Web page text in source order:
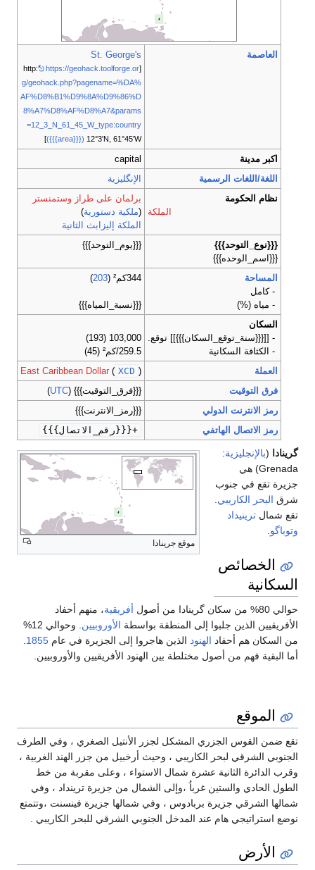
العاصمة St. George's
[http:
https://geohack.toolforge.or
g/geohack.php?pagename=%DA%
AF%D8%B1%D9%8A%D9%86%D
8%A7%D8%AF%D8%A7&params
=12_3_N_61_45_W_type:country
({{{area}}}) 12°3′N, 61°45′W
]
اكبر مدينة
capital
اللغة/اللغات الرسمية
الإنگليزية
نظام الحكومة
الملكة
برلمان على طراز وستمنستر
(ملكية دستورية)
الملكة إليزابث الثانية
{{{نوع_التوحد}}}
{{{اسم_الوحده}}}
{{{يوم_التوحد}}}
المساحة
- كامل
- مياه (%)
344كم² ( 203
)
{{{نسبة_المياه}}}
السكان
- [[{{{سنة_توقع_السكان}}}]] توقع.
- الكثافة السكانية
103,000 (193)
259.5/كم² (45)
العملة
East Caribbean Dollar ( XCD )
فرق التوقيت
{{{فرق_التوقيت}}} (UTC
)
رمز الانترنت الدولي
{{{رمز_الانترنت}}}
رمز الاتصال الهاتفي
+{{{رقم_الاتصال}}}
موقع جرينادا
گرينادا (بالإنجليزية:
Grenada) هي
جزيرة تقع في جنوب
شرق البحر الكاريبي
تقع شمال ترينيداد
وتوباگو
الخصائص
السكانية
حوالي 80% من سكان گرينادا من أصول أفريقية، منهم أحفاد
الأفريقيين الذين جلبوا إلى المنطقة بواسطة الأوروبيين
. وحوالي 12%
من السكان هم أحفاد الهنود الذين هاجروا إلى الجزيرة في عام 1855
.
أما البقية فهم من أصول مختلطة بين الهنود الأفريقيين والأوروبيين.
الموقع
تقع ضمن القوس الجزري المشكل لجزر الأنتيل الصغري ، وفي الطرف
الجنوبي الشرقي لبحر الكاريبي ، وحيث أرخبيل من جزر الهند الغربية ،
وقرب الدائرة الثانية عشرة شمال الاستواء ، وعلى مقربة من خط
الطول الحادي والستين غرباُ ،وإلى الشمال من جزيرة ترينداد ، وفي
شمالها الشرقي جزيرة بربادوس ، وفي شمالها جزيرة فينسنت ،وتتمتع
نوضع استراتيجي هام عند المدخل الجنوبي الشرقي للبحر الكاريبي .
الأرض